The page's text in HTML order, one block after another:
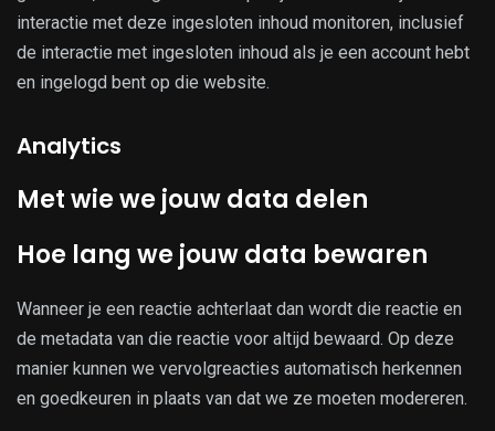
interactie met deze ingesloten inhoud monitoren, inclusief
de interactie met ingesloten inhoud als je een account hebt
en ingelogd bent op die website.
Analytics
Met wie we jouw data delen
Hoe lang we jouw data bewaren
Wanneer je een reactie achterlaat dan wordt die reactie en
de metadata van die reactie voor altijd bewaard. Op deze
manier kunnen we vervolgreacties automatisch herkennen
en goedkeuren in plaats van dat we ze moeten modereren.